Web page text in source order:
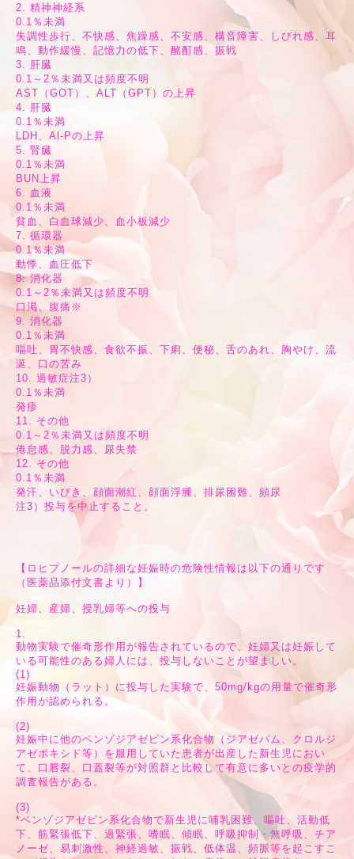
2. 精神神経系
0.1％未満
失調性歩行、不快感、焦躁感、不安感、構音障害、しびれ感、耳
鳴、動作緩慢、記憶力の低下、酩酊感、振戦
3. 肝臓
0.1～2％未満又は頻度不明
AST（GOT）、ALT（GPT）の上昇
4. 肝臓
0.1％未満
LDH、Al-Pの上昇
5. 腎臓
0.1％未満
BUN上昇
6. 血液
0.1％未満
貧血、白血球減少、血小板減少
7. 循環器
0.1％未満
動悸、血圧低下
8. 消化器
0.1～2％未満又は頻度不明
口渇、腹痛※
9. 消化器
0.1％未満
嘔吐、胃不快感、食欲不振、下痢、便秘、舌のあれ、胸やけ、流
涎、口の苦み
10. 過敏症注3）
0.1％未満
発疹
11. その他
0.1～2％未満又は頻度不明
倦怠感、脱力感、尿失禁
12. その他
0.1％未満
発汗、いびき、顔面潮紅、顔面浮腫、排尿困難、頻尿
注3）投与を中止すること。
【ロヒプノールの詳細な妊娠時の危険性情報は以下の通りです
（医薬品添付文書より）】
妊婦、産婦、授乳婦等への投与
1.
動物実験で催奇形作用が報告されているので、妊婦又は妊娠して
いる可能性のある婦人には、投与しないことが望ましい。
(1)
妊娠動物（ラット）に投与した実験で、50mg/kgの用量で催奇形
作用が認められる。
(2)
妊娠中に他のベンゾジアゼピン系化合物（ジアゼパム、クロルジ
アゼポキシド等）を服用していた患者が出産した新生児におい
て、口唇裂、口蓋裂等が対照群と比較して有意に多いとの疫学的
調査報告がある。
(3)
*ベンゾジアゼピン系化合物で新生児に哺乳困難、嘔吐、活動低
下、筋緊張低下、過緊張、嗜眠、傾眠、呼吸抑制・無呼吸、チア
ノーゼ、易刺激性、神経過敏、振戦、低体温、頻脈等を起こすこ